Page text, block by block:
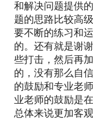
和解决问题提供
题的思路比较高
要不断的练习和
的。还有就是谢
些打击，然后再
的，没有那么自
的鼓励和专业老
业老师的鼓励是
总体来说更加客